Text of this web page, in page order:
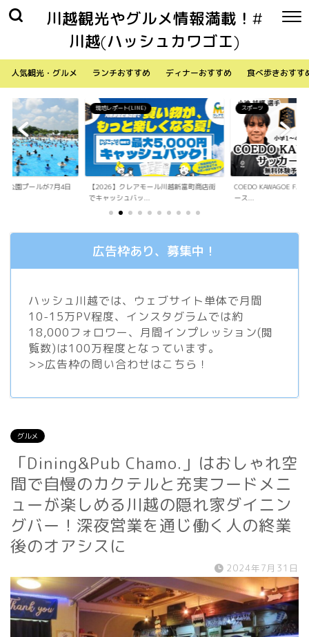
川越観光やグルメ情報満載！#
川越(ハッシュカワゴエ)
人気観光・グルメ ランチおすすめ ディナーおすすめ 食べ歩きおすす
ル川越新富町商店街
スポーツ
COEDO KAWAGOE F.Cが小学生向けサッカ
ース...
生活
「Sky Walker 7058」
内ア...
広告枠あり、募集中！
ハッシュ川越では、ウェブサイト単体で月間
10-15万PV程度、 インスタグラムでは約
18,000フォロワー、月間インプレッション(閲
覧数)は100万程度となっています。
>>広告枠の問い合わせはこちら！
グルメ
「Dining&Pub Chamo.」はおしゃれ空
間で自慢のカクテルと充実フードメニ
ューが楽しめる川越の隠れ家ダイニン
グバー！深夜営業を通じ働く人の終業
後のオアシスに
2024年7月31日